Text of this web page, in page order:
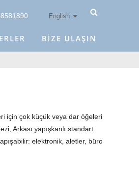
English
BIZE ULAŞIN
için çok küçük veya dar öğeleri
Arkası yapışkanlı standart
elektronik, aletler, büro